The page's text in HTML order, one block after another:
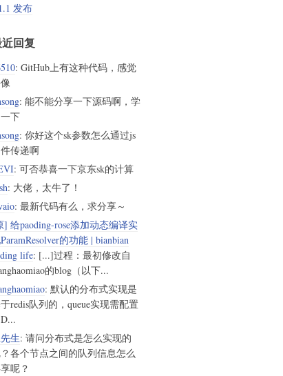
发布
回复
: GitHub上有这种代码，感觉
: 能不能分享一下源码啊，学
下
: 你好这个sk参数怎么通过js
传递啊
: 可否恭喜一下京东sk的计算
: 大佬，太牛了！
: 最新代码有么，求分享～
] 给paoding-rose添加动态编译实
的功能 | bianbian
life: [...]过程：最初修改自
的blog（以下...
: 默认的分布式实现是
redis队列的，queue实现需配置
生: 请问分布式是怎么实现的
各个节点之间的队列信息怎么
呢？